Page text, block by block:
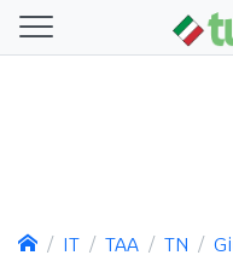
IT TAA TN